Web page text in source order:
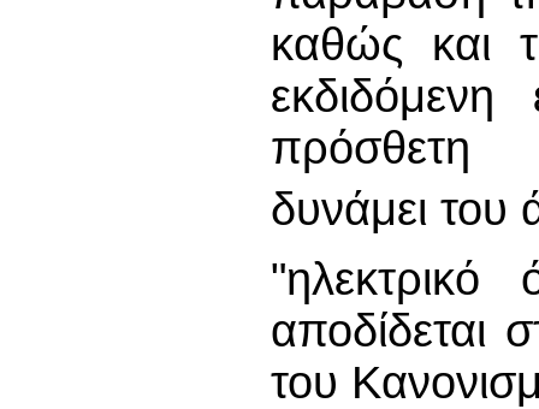
καθώς και
εκδιδόμενη
πρόσθετη
δυνάμει του
αποδίδεται
του